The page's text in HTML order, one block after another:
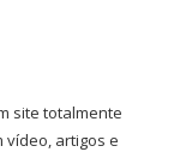
site totalmente
vídeo, artigos e